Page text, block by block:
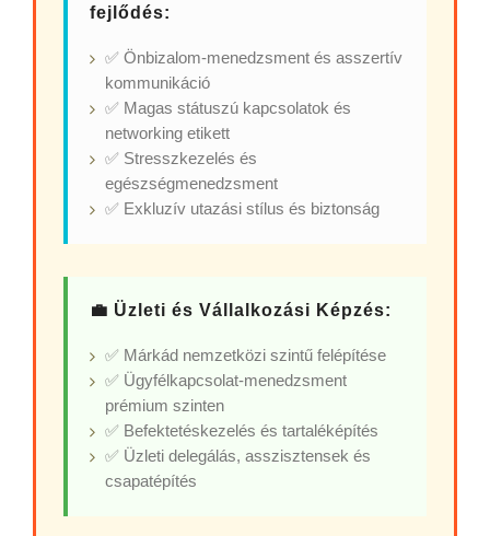
fejlődés:
✅ Önbizalom-menedzsment és asszertív
kommunikáció
✅ Magas státuszú kapcsolatok és
networking etikett
✅ Stresszkezelés és
egészségmenedzsment
✅ Exkluzív utazási stílus és biztonság
💼 Üzleti és Vállalkozási Képzés:
✅ Márkád nemzetközi szintű felépítése
✅ Ügyfélkapcsolat-menedzsment
prémium szinten
✅ Befektetéskezelés és tartaléképítés
✅ Üzleti delegálás, asszisztensek és
csapatépítés